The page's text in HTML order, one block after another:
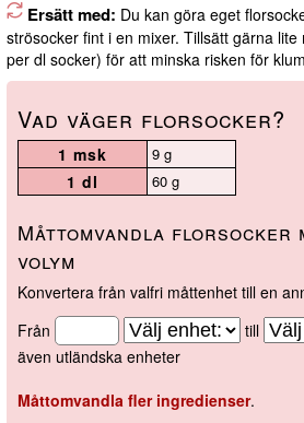
Ersätt med: Du kan göra eget
strösocker fint i en mixer. Tillsätt gärna
per dl socker) för att minska risken för
Vad väger florsocker?
1 msk 9 g
1 dl 60 g
Måttomvandla florsocker
volym
Konvertera från valfri måttenhet till en
Från
till
även utländska enheter
Måttomvandla fler ingredienser.